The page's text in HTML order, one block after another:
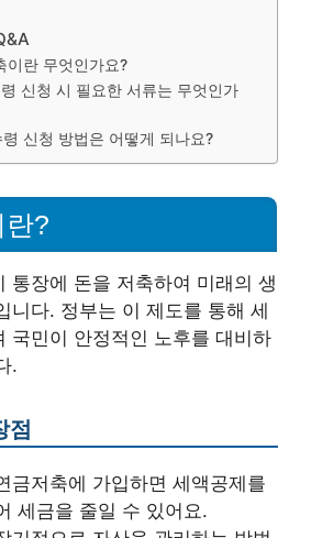
이란 무엇인가요?
신청 시 필요한 서류는 무엇인가
신청 방법은 어떻게 되나요?
란?
통장에 돈을 저축하여 미래의 생
니다. 정부는 이 제도를 통해 세
국민이 안정적인 노후를 대비하
.
점
금저축에 가입하면 세액공제를
세금을 줄일 수 있어요.